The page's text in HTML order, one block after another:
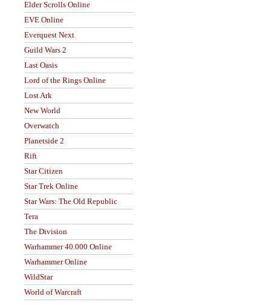
Elder Scrolls Online
EVE Online
Everquest Next
Guild Wars 2
Last Oasis
Lord of the Rings Online
Lost Ark
New World
Overwatch
Planetside 2
Rift
Star Citizen
Star Trek Online
Star Wars: The Old Republic
Tera
The Division
Warhammer 40.000 Online
Warhammer Online
WildStar
World of Warcraft